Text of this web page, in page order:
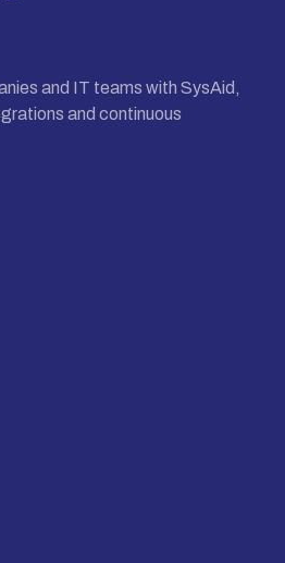
and IT teams with SysAid,
and continuous